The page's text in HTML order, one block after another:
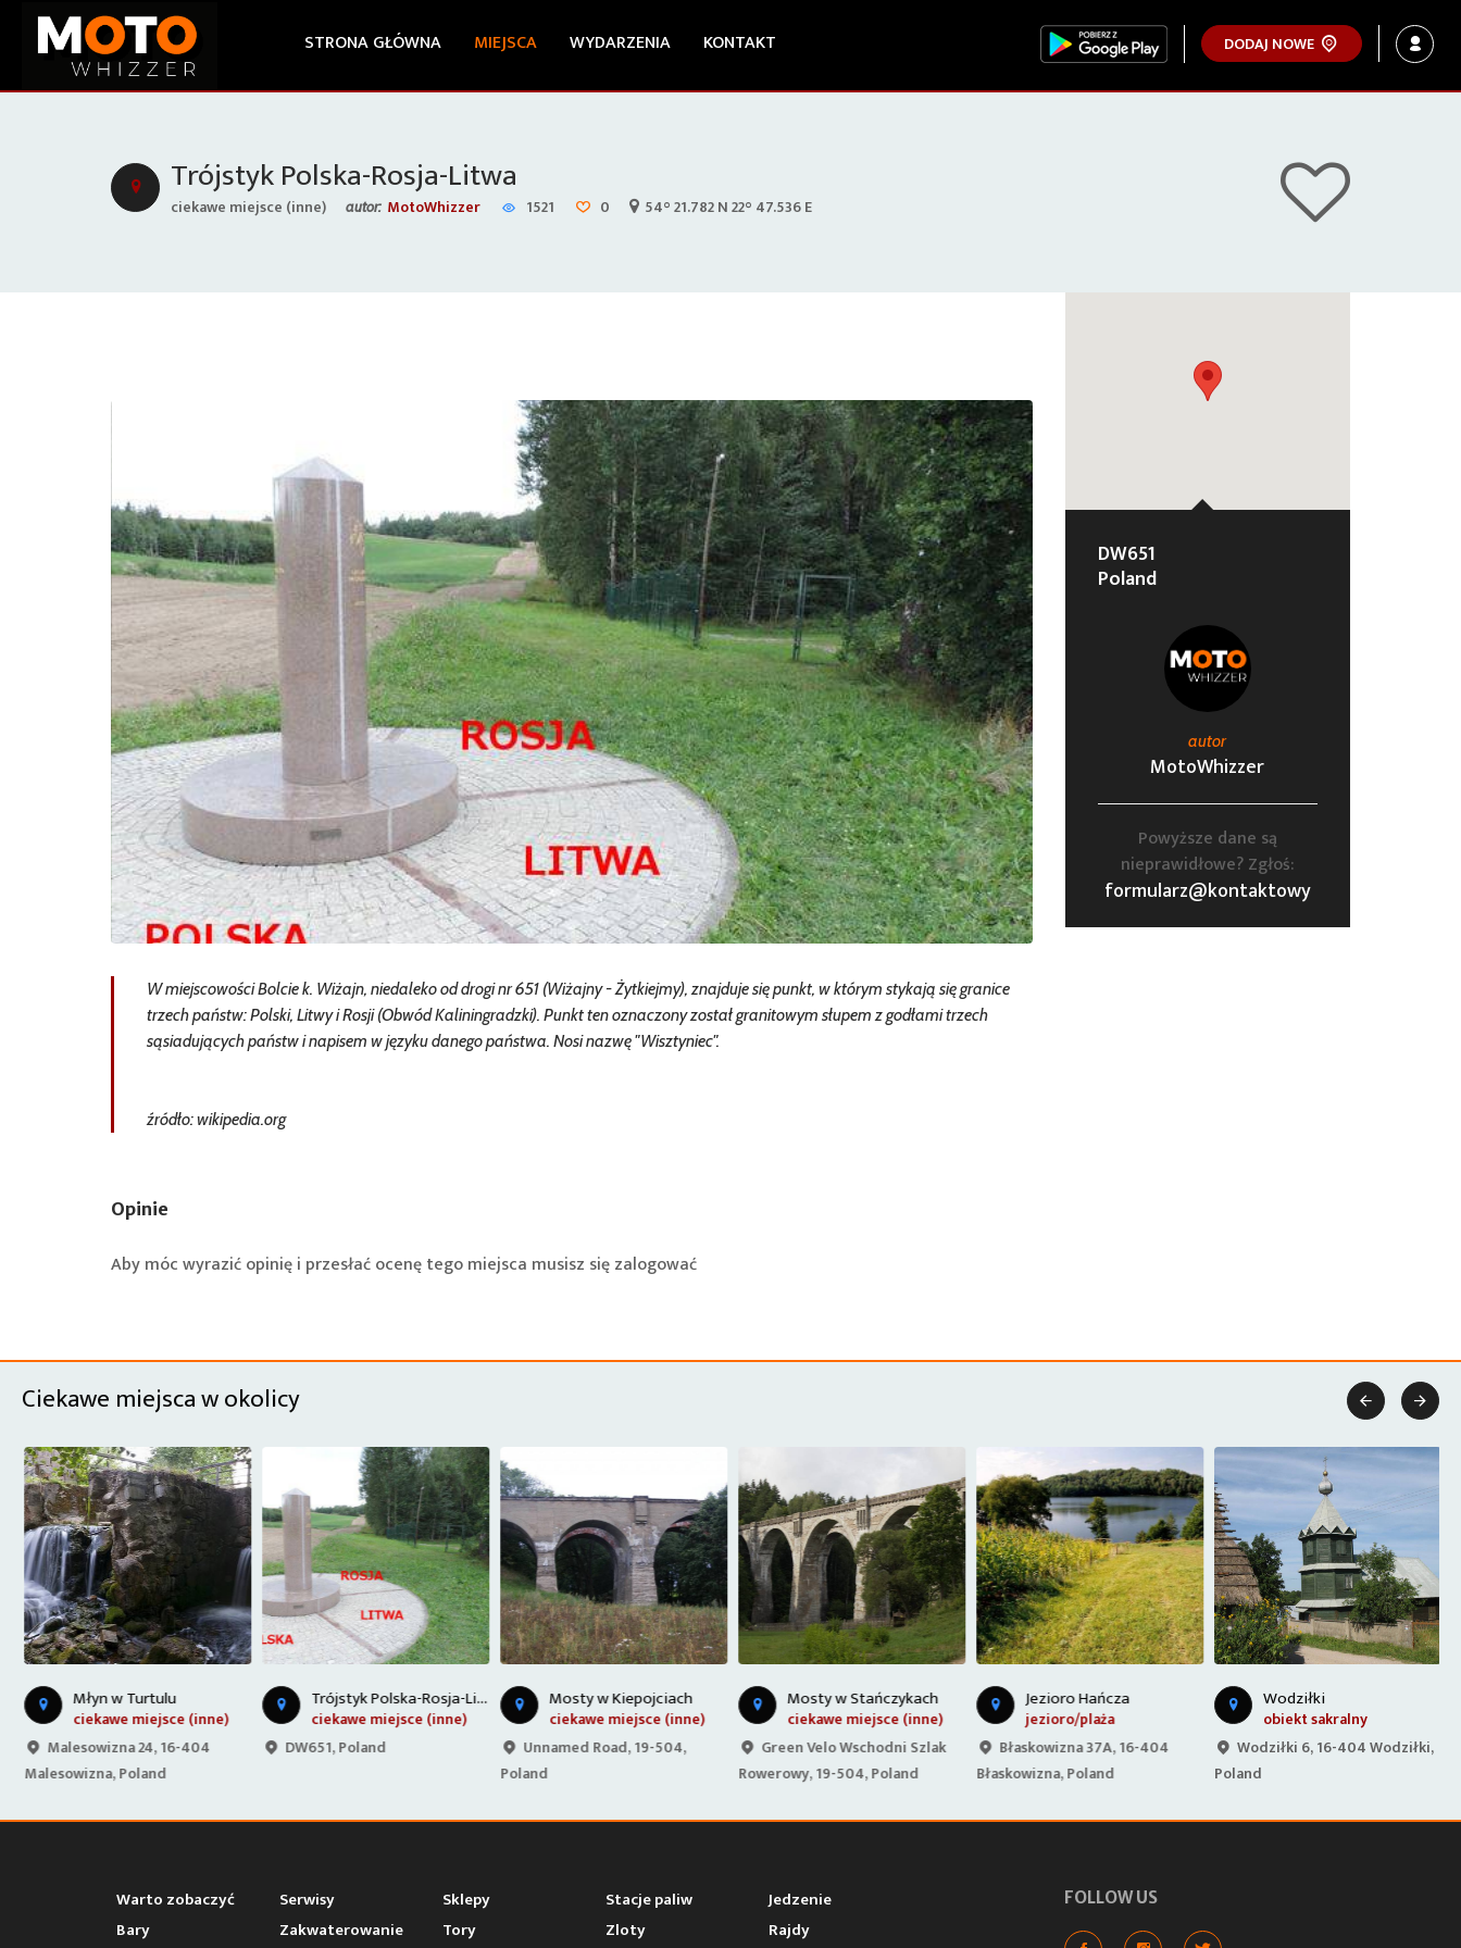
STRONA GŁÓWNA MIEJSCA WYDARZENIA KONTAKT DODAJ NOWE
Trójstyk Polska-Rosja-Litwa
ciekawe miejsce (inne) autor: MotoWhizzer 1521 0 54° 21.782 N 22° 47.536 E
W miejscowości Bolcie k. Wiżajn, niedaleko od drogi nr 651 (Wiżajny - Żytkiejmy), znajduje się punkt, w którym stykają się granice
trzech państw: Polski, Litwy i Rosji (Obwód Kaliningradzki). Punkt ten oznaczony został granitowym słupem z godłami trzech
sąsiadujących państw i napisem w języku danego państwa. Nosi nazwę "Wisztyniec".
źródło: wikipedia.org
Opinie
Aby móc wyrazić opinię i przesłać ocenę tego miejsca musisz sięzalogować
DW651
Poland
autor
MotoWhizzer
Powyższe dane są
nieprawidłowe? Zgłoś:
formularz@kontaktowy
Ciekawe miejsca w okolicy
Młyn w Turtulu
ciekawe miejsce (inne)
Malesowizna 24, 16-404
Malesowizna, Poland
T
rójstyk Polska-Rosja-Litwa
ciekawe miejsce (inne)
DW651, Poland
Mosty w Kiepojciach
ciekawe miejsce (inne)
Unnamed Road, 19-504,
Poland
Mosty w Stańczykach
ciekawe miejsce (inne)
Green Velo Wschodni Szlak
Rowerowy, 19-504, Poland
Jezioro Hańcza
jezioro/plaża
Błaskowizna 37A, 16-404
Błaskowizna, Poland
Wodziłki
obiekt sakralny
Wodziłki 6, 16-404 Wodziłki,
Poland
 
Warto zobaczyć Serwisy Sklepy Stacje paliw
Jedzenie
Bary
Zakwaterowanie Tory Zloty
Rajdy
FOLLOW US